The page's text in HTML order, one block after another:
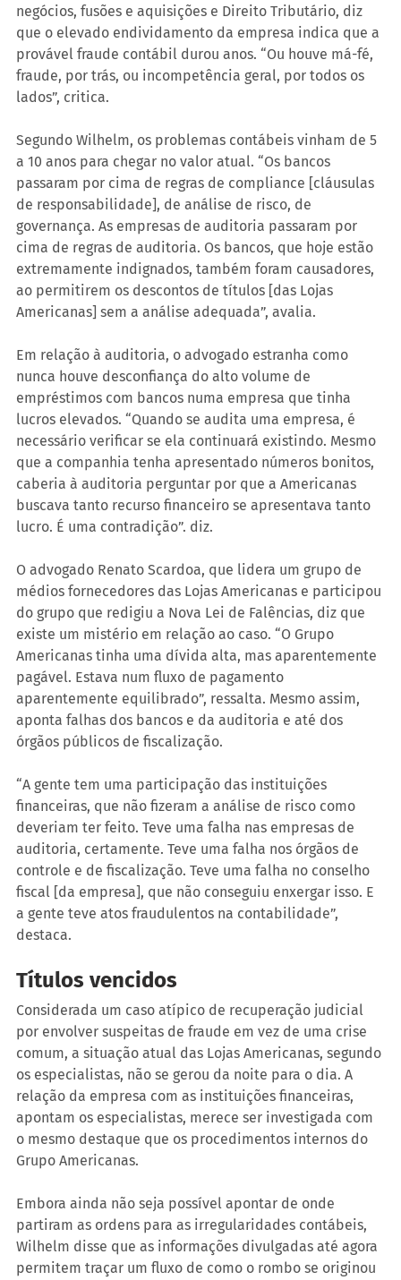
negócios, fusões e aquisições e Direito Tributário, diz
que o elevado endividamento da empresa indica que a
provável fraude contábil durou anos. “Ou houve má-fé,
fraude, por trás, ou incompetência geral, por todos os
lados”, critica.
Segundo Wilhelm, os problemas contábeis vinham de 5
a 10 anos para chegar no valor atual. “Os bancos
passaram por cima de regras de compliance [cláusulas
de responsabilidade], de análise de risco, de
governança. As empresas de auditoria passaram por
cima de regras de auditoria. Os bancos, que hoje estão
extremamente indignados, também foram causadores,
ao permitirem os descontos de títulos [das Lojas
Americanas] sem a análise adequada”, avalia.
Em relação à auditoria, o advogado estranha como
nunca houve desconfiança do alto volume de
empréstimos com bancos numa empresa que tinha
lucros elevados. “Quando se audita uma empresa, é
necessário verificar se ela continuará existindo. Mesmo
que a companhia tenha apresentado números bonitos,
caberia à auditoria perguntar por que a Americanas
buscava tanto recurso financeiro se apresentava tanto
lucro. É uma contradição”. diz.
O advogado Renato Scardoa, que lidera um grupo de
médios fornecedores das Lojas Americanas e participou
do grupo que redigiu a Nova Lei de Falências, diz que
existe um mistério em relação ao caso. “O Grupo
Americanas tinha uma dívida alta, mas aparentemente
pagável. Estava num fluxo de pagamento
aparentemente equilibrado”, ressalta. Mesmo assim,
aponta falhas dos bancos e da auditoria e até dos
órgãos públicos de fiscalização.
“A gente tem uma participação das instituições
financeiras, que não fizeram a análise de risco como
deveriam ter feito. Teve uma falha nas empresas de
auditoria, certamente. Teve uma falha nos órgãos de
controle e de fiscalização. Teve uma falha no conselho
fiscal [da empresa], que não conseguiu enxergar isso. E
a gente teve atos fraudulentos na contabilidade”,
destaca.
Títulos vencidos
Considerada um caso atípico de recuperação judicial
por envolver suspeitas de fraude em vez de uma crise
comum, a situação atual das Lojas Americanas, segundo
os especialistas, não se gerou da noite para o dia. A
relação da empresa com as instituições financeiras,
apontam os especialistas, merece ser investigada com
o mesmo destaque que os procedimentos internos do
Grupo Americanas.
Embora ainda não seja possível apontar de onde
partiram as ordens para as irregularidades contábeis,
Wilhelm disse que as informações divulgadas até agora
permitem traçar um fluxo de como o rombo se originou